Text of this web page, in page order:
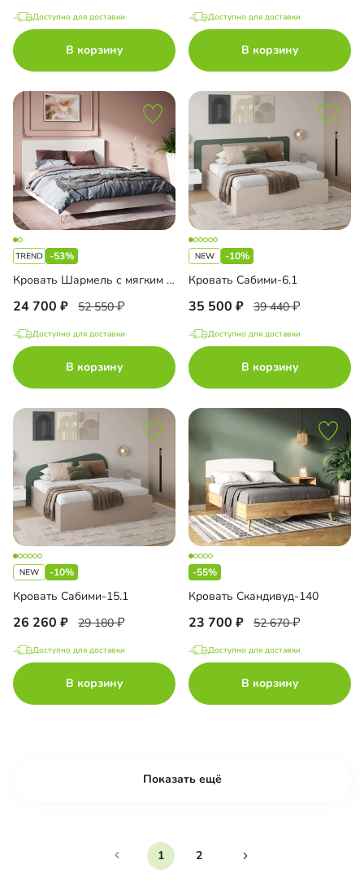
Доступно для доставки
В корзину
Доступно для доставки
В корзину
-53%
Кровать Шармель с мягким изголовьем
24 700 52 550
Доступно для доставки
В корзину
-10%
Кровать Сабими-6.1
35 500 39 440
Доступно для доставки
В корзину
-10%
Кровать Сабими-15.1
26 260 29 180
Доступно для доставки
В корзину
-55%
Кровать Скандивуд-140
23 700 52 670
Доступно для доставки
В корзину
Показать ещё
1 2